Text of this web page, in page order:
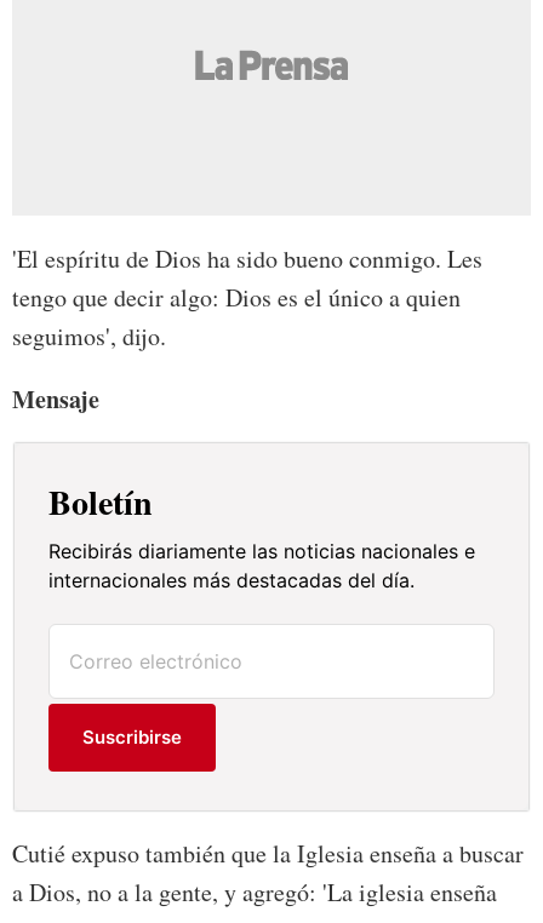
'El espíritu de Dios ha sido bueno conmigo. Les
tengo que decir algo: Dios es el único a quien
seguimos', dijo.
Mensaje
Boletín
Recibirás diariamente las noticias nacionales e
internacionales más destacadas del día.
Suscribirse
Cutié expuso también que la Iglesia enseña a buscar
a Dios, no a la gente, y agregó: 'La iglesia enseña